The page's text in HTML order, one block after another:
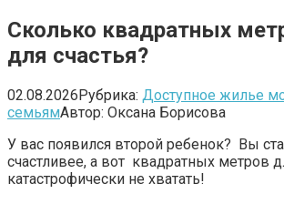
Сколько квадратных
для счастья?
02.08.2026Рубрика: Доступное жилье
семьямАвтор: Оксана Борисова
У вас появился второй ребенок? Вы
счастливее, а вот квадратных метров
катастрофически не хватать!